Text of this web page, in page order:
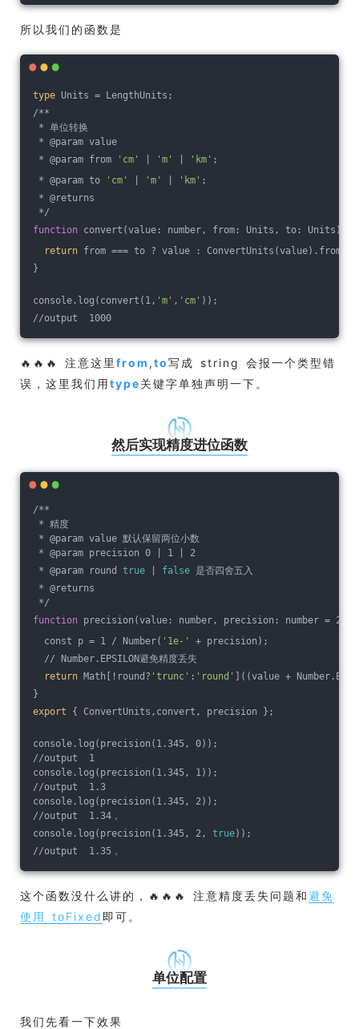
所以我们的函数是
type Units = LengthUnits;
/**
* 单位转换
* @param value
* @param from
'cm' 'm' 'km' ;
* @param to
'cm' 'm' 'km' ;
* @returns
*/
function convert(value: number, from: Units, to: Units) {
return from === to ? value :
}
console.log(convert(1, 'm' , 'cm' ));
//output  1000
🔥🔥🔥 注意这里 from ,to写成 string 会报一个类型错
误，这里我们用type关键字单独声明一下。
然后实现精度进位函数
/**
* 精度
* @param value 默认保留两位小数
* @param precision 0 | 1 | 2
* @param round true false 是否四舍五入
* @returns
*/
function precision(value: number, precision: number =
const p = 1 / Number( '1e-'
+ precision);
// Number.EPSILON避免精度丢失
return Math[!round? 'trunc' : 'round'
]((value +
}
export { ConvertUnits,convert, precision };
console.log(precision(1.345, 0));
//output  1
console.log(precision(1.345, 1));
//output  1.3
console.log(precision(1.345, 2));
//output  1.34，
console.log(precision(1.345, 2, true));
//output  1.35，
这个函数没什么讲的，🔥🔥🔥 注意精度丢失问题和避免
使用 toFixed 即可。
单位配置
我们先看一下效果